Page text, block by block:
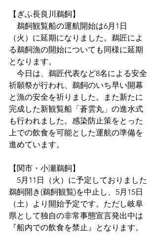
【ぎふ長良川鵜飼】
鵜飼観覧船の運航開始は6月1日
（火）に延期になりました。鵜匠によ
る鵜飼漁の開始についても同様に延期
となります。
今日は、鵜匠代表など8名による安全
祈願祭が行われ、鵜飼のいち早い開幕
と漁の安全を祈りました。また新たに
完成した新観覧船「蒼雲丸」の進水式
も行われました。感染防止策をとった
上での飲食を可能とした運航の準備を
進めています。
【関市・小瀬鵜飼】
5月11日（火）に予定しておりました
鵜飼開き(鵜飼観覧)を中止し、5月15日
（土）より開始予定です。ただし岐阜
県として独自の非常事態宣言発出中は
『船内での飲食を禁止』となります。